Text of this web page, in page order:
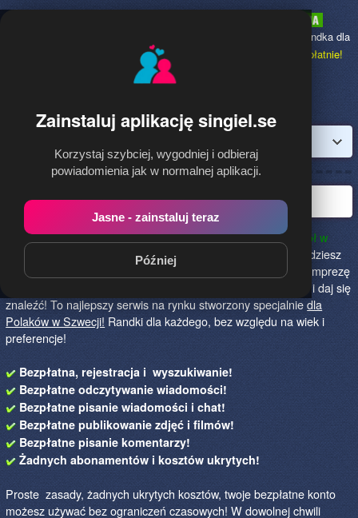
Zainstaluj aplikację singiel.se
Korzystaj szybciej, wygodniej i odbieraj
powiadomienia jak w normalnej aplikacji.
Jasne - zainstaluj teraz
Później
to najpopularniejsza Randka dla
Polaków w Szwecji,
dołącz bezpłatnie!
Polska randka w Szwecji
Singiel.se to najlepszy sposób na poznanie nowych przyjaciół w
Szwecji!
Określ czego szukasz i skończ z samotnością! Znajdziesz
tu osoby szukające miłości lub przygody, chętne na randkę, imprezę
i spotkanie na żywo! Dołącz do nas, powiedz czego szukasz i daj się
znaleźć! To najlepszy serwis na rynku stworzony specjalniedla
Polaków w Szwecji! Randki dla każdego, bez względu na wiek i
preferencje!
Bezpłatna, rejestracja i wyszukiwanie!
Bezpłatne odczytywanie wiadomości!
Bezpłatne pisanie wiadomości i chat!
Bezpłatne publikowanie zdjęć i filmów!
Bezpłatne pisanie komentarzy!
Żadnych abonamentów i kosztów ukrytych!
Proste zasady, żadnych ukrytych kosztów, twoje bezpłatne konto
możesz używać bez ograniczeń czasowych! W dowolnej chwili